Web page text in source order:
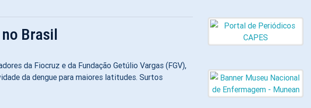
Brasil
da Fiocruz e da Fundação Getúlio Vargas (FGV),
da dengue para maiores latitudes. Surtos